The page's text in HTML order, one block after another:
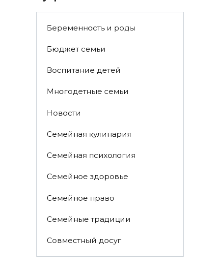
Беременность и роды
Бюджет семьи
Воспитание детей
Многодетные семьи
Новости
Семейная кулинария
Семейная психология
Семейное здоровье
Семейное право
Семейные традиции
Совместный досуг